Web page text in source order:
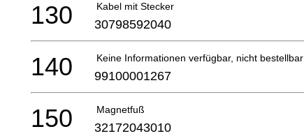
Kabel mit Stecker
130 30798592040
Keine Informationen verfügbar, nicht bestellbar
140 99100001267
Magnetfuß
150 32172043010